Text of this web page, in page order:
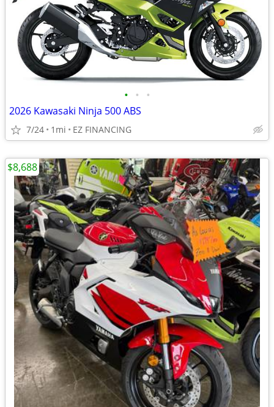
• • •
2026 Kawasaki Ninja 500 ABS
7/24 1mi EZ FINANCING
$8,688